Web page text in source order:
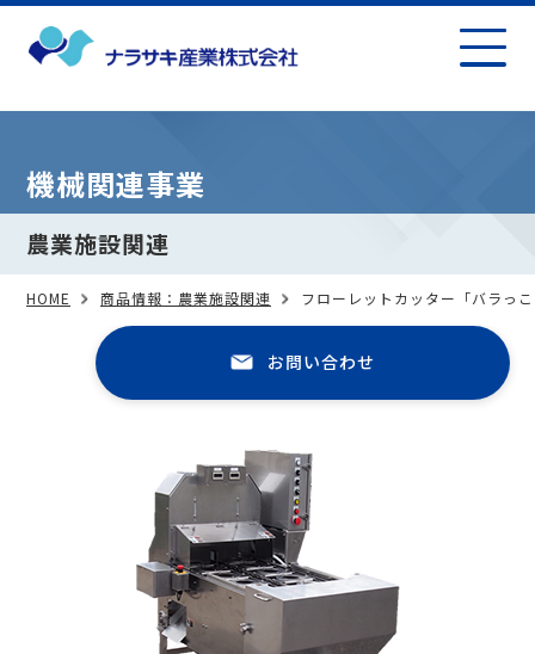
機械関連事業
農業施設関連
HOME 商品情報：農業施設関連 フローレットカッター「バラっ
お問い合わせ